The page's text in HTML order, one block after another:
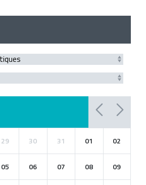
29 30 31 01 02
05 06 07 08 09